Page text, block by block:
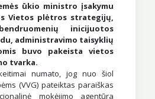
ūkio ministro įsakymu
Vietos plėtros strategijų,
inicijuotos
administravimo taisyklių
buvo pakeista vietos
tvarka.
numato, jog nuo šiol
(VVG) pateiktas paraiškas
mokėjimo agentūra